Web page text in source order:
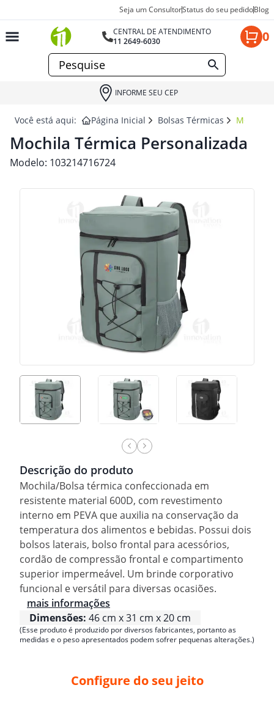
Seja um ConsultorStatus do seu pedidoBlog
CENTRAL DE ATENDIMENTO
11 2649-6030
0
INFORME SEU CEP
Você está aqui: Página Inicial Bolsas Térmicas
Mochila Térmica Personalizada
Modelo: 103214716724
Descrição do produto
Mochila/Bolsa térmica confeccionada em
resistente material 600D, com revestimento
interno em PEVA que auxilia na conservação da
temperatura dos alimentos e bebidas. Possui dois
bolsos laterais, bolso frontal para acessórios,
cordão de compressão frontal e compartimento
superior impermeável. Um brinde corporativo
funcional e versátil para diversas ocasiões.
mais informações
Dimensões: 46 cm x 31 cm x 20 cm
(Esse produto é produzido por diversos fabricantes, portanto as
medidas e o peso apresentados podem sofrer pequenas alterações.)
Configure do seu jeito